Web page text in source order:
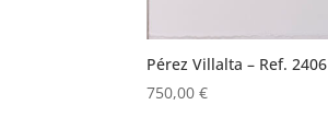
Pérez Villalta – Ref. 2406
750,00€